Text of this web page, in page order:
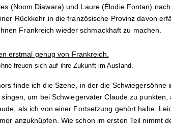
(Noom Diawara) und Laure (Élodie Fontan)
Rückkehr in die französische Provinz davon
Frankreich wieder schmackhaft zu machen.
freuen sich auf ihre Zukunft im Ausland.
finde ich die Szene, in der die Schwiegersöhne
um bei Schwiegervater Claude zu
als ich von einer Fortsetzung gehört habe.
anzuknüpfen. Wie schon im ersten Teil nimmt